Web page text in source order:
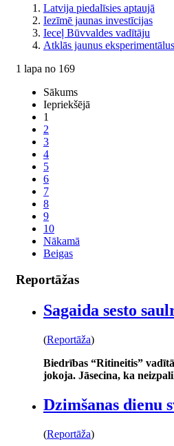
Latvija piedalīsies aptaujā
Iezīmē jaunas investīcijas
Ieceļ Būvvaldes vadītāju
Atklās jaunus
1 lapa no 169
Sākums
Iepriekšējā
1
2
3
4
5
6
7
8
9
10
Nākamā
Beigas
Reportāžas
Sagaida sesto
(Reportāža)
Biedrības “Ritineitis”
jokoja. Jāsecina, ka
Dzimšanas dienu
(Reportāža)